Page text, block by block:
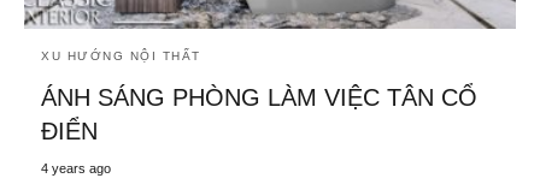
XU HƯỚNG NỘI THẤT
ÁNH SÁNG PHÒNG LÀM VIỆC TÂN CỔ
ĐIỂN
4 years ago